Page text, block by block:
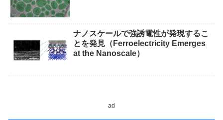
ナノスケールで強誘電性が発現するこ
とを発見（Ferroelectricity Emerges
at the Nanoscale）
ad